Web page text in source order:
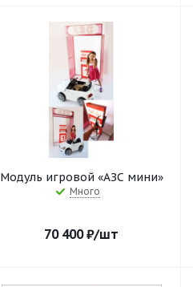
Модуль игровой «АЗС мини»
Много
70 400₽/шт